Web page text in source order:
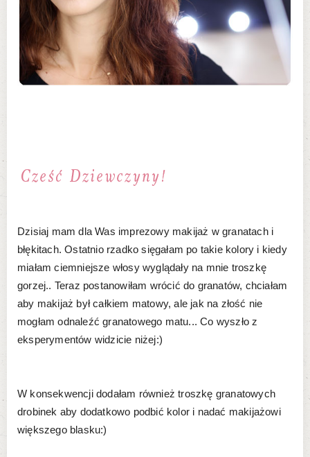
Dzisiaj mam dla Was imprezowy makijaż w granatach i
błękitach. Ostatnio rzadko sięgałam po takie kolory i kiedy
miałam ciemniejsze włosy wyglądały na mnie troszkę
gorzej.. Teraz postanowiłam wrócić do granatów, chciałam
aby makijaż był całkiem matowy, ale jak na złość nie
mogłam odnaleźć granatowego matu... Co wyszło z
eksperymentów widzicie niżej:)
W konsekwencji dodałam również troszkę granatowych
drobinek aby dodatkowo podbić kolor i nadać makijażowi
większego blasku:)